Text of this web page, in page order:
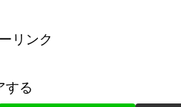
リンク
する